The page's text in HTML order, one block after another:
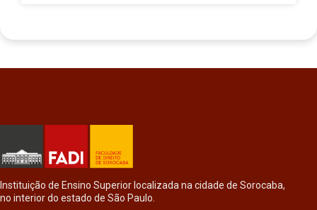
Instituição de Ensino Superior localizada na cidade de Sorocaba,
no interior do estado de São Paulo.